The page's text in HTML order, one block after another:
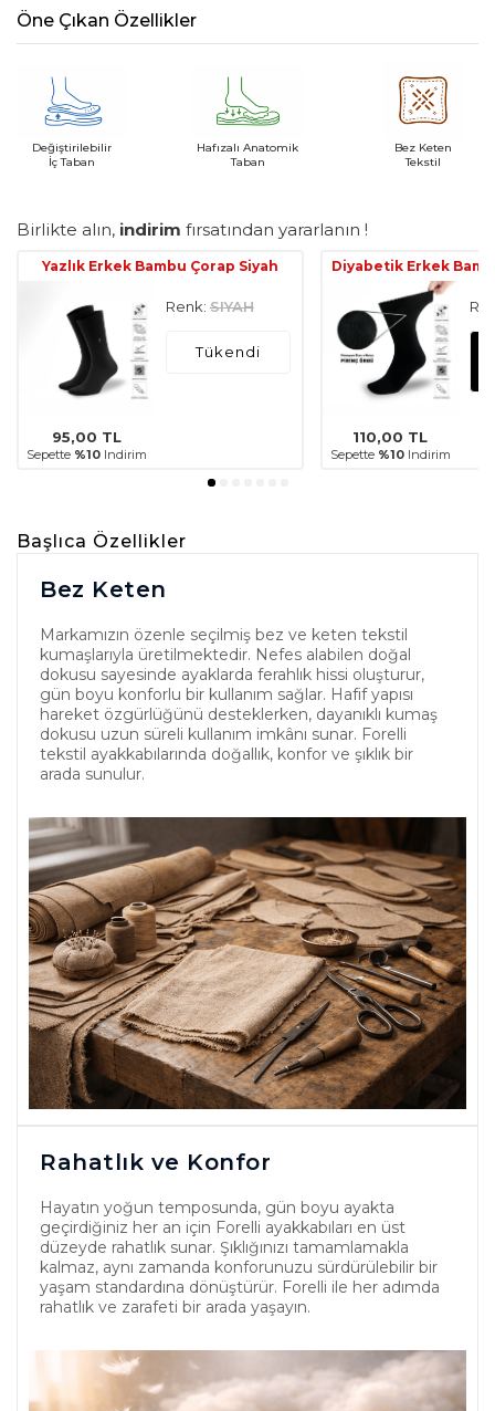
Öne Çıkan Özellikler
Değiştirilebilir
İç Taban
Hafızalı Anatomik
Taban
Bez Keten
Tekstil
Birlikte alın, indirim fırsatından yararlanın !
Yazlık Erkek Bambu Çorap Siyah
95,00 TL
Sepette %10Indirim
Renk: SIYAH
Tükendi
Diyabetik Erkek
110,00 TL
Sepette %10Indirim
Başlıca Özellikler
Bez Keten
Markamızın özenle seçilmiş bez ve keten tekstil
kumaşlarıyla üretilmektedir. Nefes alabilen doğal
dokusu sayesinde ayaklarda ferahlık hissi oluşturur,
gün boyu konforlu bir kullanım sağlar. Hafif yapısı
hareket özgürlüğünü desteklerken, dayanıklı kumaş
dokusu uzun süreli kullanım imkânı sunar. Forelli
tekstil ayakkabılarında doğallık, konfor ve şıklık bir
arada sunulur.
Rahatlık ve Konfor
Hayatın yoğun temposunda, gün boyu ayakta
geçirdiğiniz her an için Forelli ayakkabıları en üst
düzeyde rahatlık sunar. Şıklığınızı tamamlamakla
kalmaz, aynı zamanda konforunuzu sürdürülebilir bir
yaşam standardına dönüştürür. Forelli ile her adımda
rahatlık ve zarafeti bir arada yaşayın.